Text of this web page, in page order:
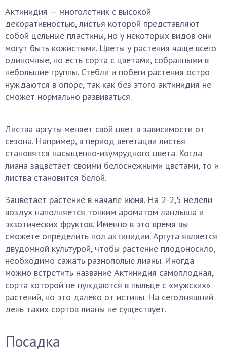
Актинидия — многолетник с высокой
декоративностью, листья которой представляют
собой цельные пластины, но у некоторых видов они
могут быть кожистыми. Цветы у растения чаще всего
одиночные, но есть сорта с цветами, собранными в
небольшие группы. Стебли и побеги растения остро
нуждаются в опоре, так как без этого актинидия не
сможет нормально развиваться.
Листва аргуты меняет свой цвет в зависимости от
сезона. Например, в период вегетации листья
становятся насыщенно-изумрудного цвета. Когда
лиана зацветает своими белоснежными цветами, то и
листва становится белой.
Зацветает растение в начале июня. На 2-2,5 недели
воздух наполняется тонким ароматом ландыша и
экзотических фруктов. Именно в это время вы
сможете определить пол актинидии. Аргута является
двудомной культурой, чтобы растение плодоносило,
необходимо сажать разнополые лианы. Иногда
можно встретить название Актинидия самоплодная,
сорта которой не нуждаются в пыльце с «мужских»
растений, но это далеко от истины. На сегодняшний
день таких сортов лианы не существует.
Посадка